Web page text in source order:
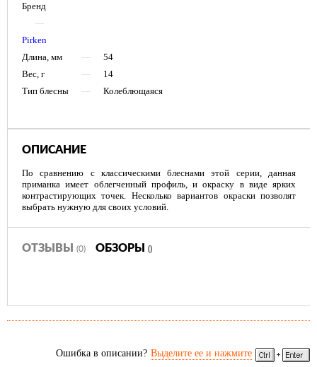
Бренд
—
Pirken
Длина, мм
—
54
Вес, г
—
14
Тип блесны
— Колеблющаяся
ОПИСАНИЕ
По сравнению с классическими блеснами этой серии, данная
приманка имеет облегченный профиль, и окраску в виде ярких
контрастирующих точек. Несколько вариантов окраски позволят
выбрать нужную для своих условий.
ОТЗЫВЫ (0) ОБЗОРЫ ()
Ошибка в описании? Выделите ее и нажмите